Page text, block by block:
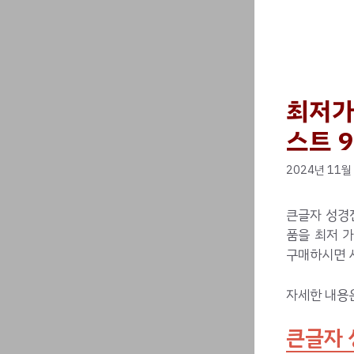
최저
스트 9
2024년 11
큰글자 성
품을 최저
구매하시면
자세한 내용
큰글자